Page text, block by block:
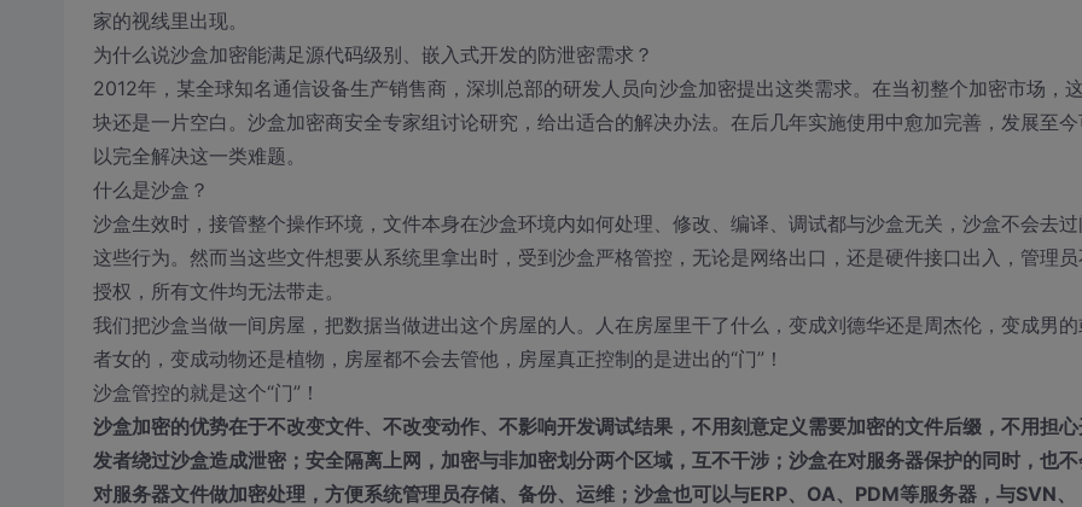
家的视线里出现。
为什么说沙盒加密能满足源代码级别、嵌入式开发的防泄密需求？
2012年，某全球知名通信设备生产销售商，深圳总部的研发人员向沙盒加密提出这类需求。在当初整个加密市场，
块还是一片空白。沙盒加密商安全专家组讨论研究，给出适合的解决办法。在后几年实施使用中愈加完善，发展至今
以完全解决这一类难题。
什么是沙盒？
沙盒生效时，接管整个操作环境，文件本身在沙盒环境内如何处理、修改、编译、调试都与沙盒无关，沙盒不会去过
这些行为。然而当这些文件想要从系统里拿出时，受到沙盒严格管控，无论是网络出口，还是硬件接口出入，管理员
授权，所有文件均无法带走。
我们把沙盒当做一间房屋，把数据当做进出这个房屋的人。人在房屋里干了什么，变成刘德华还是周杰伦，变成男的
者女的，变成动物还是植物，房屋都不会去管他，房屋真正控制的是进出的“门”！
沙盒管控的就是这个“门”！
沙盒加密的优势在于不改变文件、不改变动作、不影响开发调试结果，不用刻意定义需要加密的文件后缀，不用担心
发者绕过沙盒造成泄密；安全隔离上网，加密与非加密划分两个区域，互不干涉；沙盒在对服务器保护的同时，也不
对服务器文件做加密处理，方便系统管理员存储、备份、运维；沙盒也可以与ERP、OA、PDM等服务器，与SVN、